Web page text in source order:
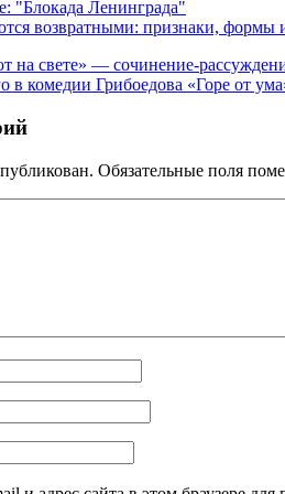
"Блокада Ленинграда"
возвратными: признаки, формы
на свете» — сочинение-
в комедии Грибоедова «Горе от
Обязательные поля